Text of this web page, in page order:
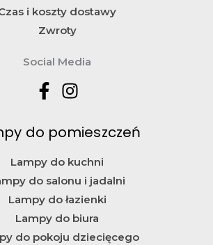
i koszty dostawy
Zwroty
Social Media
do pomieszczeń
Lampy do kuchni
do salonu i jadalni
Lampy do łazienki
Lampy do biura
do pokoju dziecięcego